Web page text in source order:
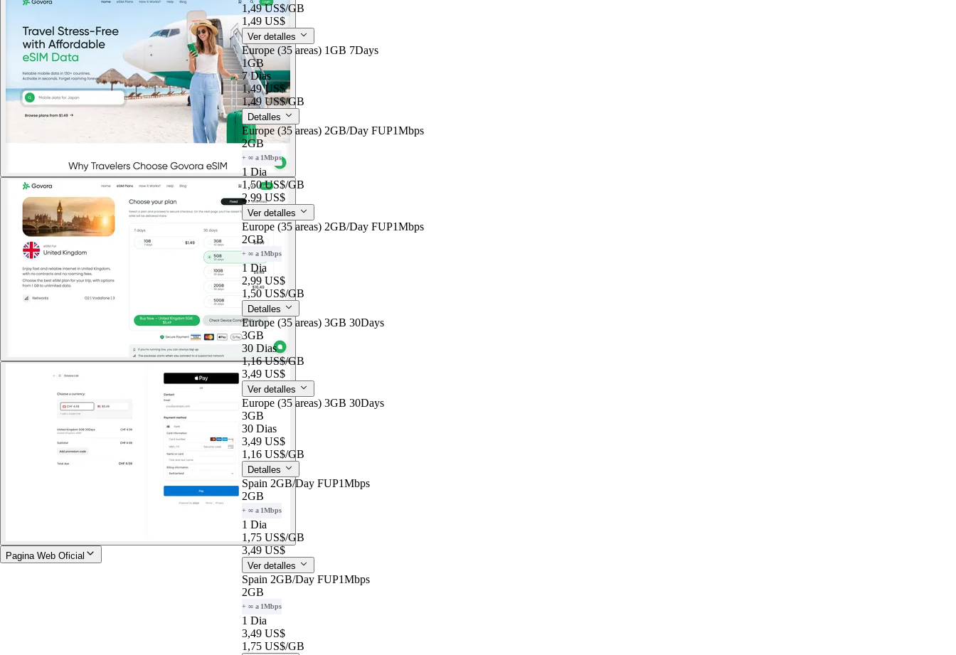
Pagina Web Oficial
1,49 US$/GB
1,49 US$
Ver detalles
Europe (35 areas) 1GB 7Days
1GB
7 Dias
1,49 US$
1,49 US$/GB
Detalles
Europe (35 areas) 2GB/Day FUP1Mbps
2GB
+ ∞ a 1Mbps
1 Dia
1,50 US$/GB
2,99 US$
Ver detalles
Europe (35 areas) 2GB/Day FUP1Mbps
2GB
+ ∞ a 1Mbps
1 Dia
2,99 US$
1,50 US$/GB
Detalles
Europe (35 areas) 3GB 30Days
3GB
30 Dias
1,16 US$/GB
3,49 US$
Ver detalles
Europe (35 areas) 3GB 30Days
3GB
30 Dias
3,49 US$
1,16 US$/GB
Detalles
Spain 2GB/Day FUP1Mbps
2GB
+ ∞ a 1Mbps
1 Dia
1,75 US$/GB
3,49 US$
Ver detalles
Spain 2GB/Day FUP1Mbps
2GB
+ ∞ a 1Mbps
1 Dia
3,49 US$
1,75 US$/GB